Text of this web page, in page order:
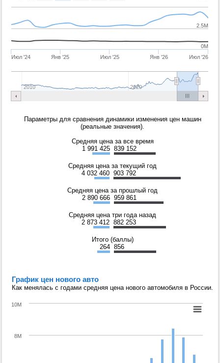
Июл '24 Янв '25 Июл '25 Янв '26 Июл '26
2010 2020
0M
2.5M
Параметры для сравнения динамики изменения цен машин
(реальные значения).
Средняя цена за все время
1 991 425 839 152
Средняя цена за текущий год
4 032 460 903 792
Средняя цена за прошлый год
2 890 666 959 861
Средняя цена три года назад
2 873 412 882 253
Итого (баллы)
264 856
График цен нового авто
Как менялась с годами средняя цена нового автомобиля в России.
8M
10M